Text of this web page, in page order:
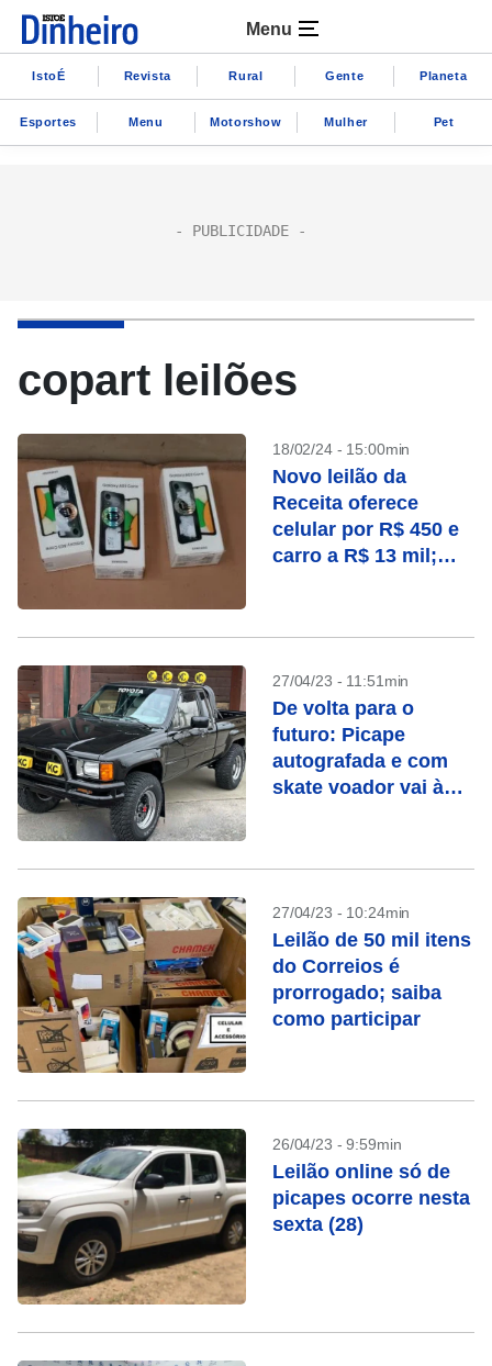
Menu
IstoÉ Revista Rural Gente Planeta
Esportes Menu Motorshow Mulher Pet
copart leilões
18/02/24 - 15:00min
Novo leilão da
Receita oferece
celular por R$ 450 e
carro a R$ 13 mil;
27/04/23 - 11:51min
De volta para o
futuro: Picape
autografada e com
skate voador vai à
27/04/23 - 10:24min
Leilão de 50 mil itens
do Correios é
prorrogado; saiba
como participar
26/04/23 - 9:59min
Leilão online só de
picapes ocorre nesta
sexta (28)